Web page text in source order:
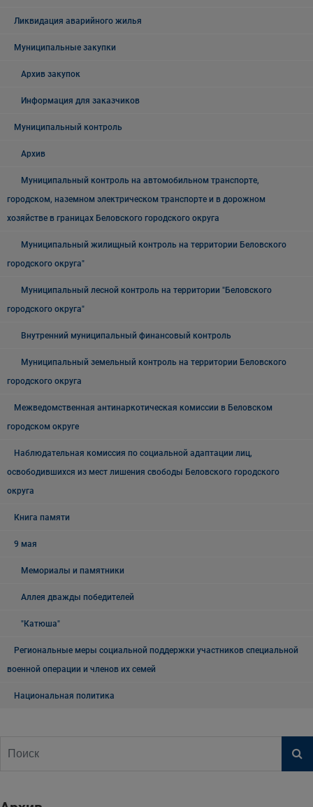
Ликвидация аварийного жилья
Муниципальные закупки
Архив закупок
Информация для заказчиков
Муниципальный контроль
Архив
Муниципальный контроль на автомобильном транспорте,
городском, наземном электрическом транспорте и в дорожном
хозяйстве в границах Беловского городского округа
Муниципальный жилищный контроль на территории Беловского
городского округа"
Муниципальный лесной контроль на территории "Беловского
городского округа"
Внутренний муниципальный финансовый контроль
Муниципальный земельный контроль на территории Беловского
городского округа
Межведомственная антинаркотическая комиссии в Беловском
городском округе
Наблюдательная комиссия по социальной адаптации лиц,
освободившихся из мест лишения свободы Беловского городского
округа
Книга памяти
9 мая
Мемориалы и памятники
Аллея дважды победителей
"Катюша"
Региональные меры социальной поддержки участников специальной
военной операции и членов их семей
Национальная политика